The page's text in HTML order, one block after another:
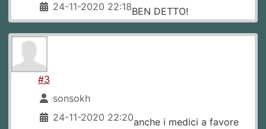
24-11-2020 22:18BEN DETTO!
#3
sonsokh
24-11-2020 22:20anche i medici a favore